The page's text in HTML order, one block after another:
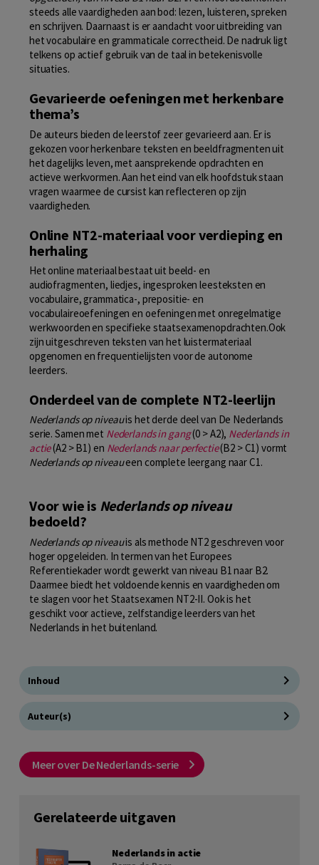
steeds alle vaardigheden aan bod: lezen, luisteren, spreken
en schrijven. Daarnaast is er aandacht voor uitbreiding van
het vocabulaire en grammaticale correctheid. De nadruk ligt
telkens op actief gebruik van de taal in betekenisvolle
situaties.
Gevarieerde oefeningen met herkenbare
thema’s
De auteurs bieden de leerstof zeer gevarieerd aan. Er is
gekozen voor herkenbare teksten en beeldfragmenten uit
het dagelijks leven, met aansprekende opdrachten en
actieve werkvormen. Aan het eind van elk hoofdstuk staan
vragen waarmee de cursist kan reflecteren op zijn
vaardigheden.
Online NT2-materiaal voor verdieping en
herhaling
Het online materiaal bestaat uit beeld- en
audiofragmenten, liedjes, ingesproken leesteksten en
vocabulaire, grammatica-, prepositie- en
vocabulaireoefeningen en oefeningen met onregelmatige
werkwoorden en specifieke staatsexamenopdrachten.Ook
zijn uitgeschreven teksten van het luistermateriaal
opgenomen en frequentielijsten voor de autonome
leerders.
Onderdeel van de complete NT2-leerlijn
Nederlands op niveauis het derde deel van De Nederlands
serie. Samen met Nederlands in gang(0 > A2), Nederlands in
actie(A2 > B1) en Nederlands naar perfectie(B2 > C1) vormt
Nederlands op niveaueen complete leergang naar C1.
Voor wie is Nederlands op niveau
bedoeld?
Nederlands op niveauis als methode NT2 geschreven voor
hoger opgeleiden. In termen van het Europees
Referentiekader wordt gewerkt van niveau B1 naar B2.
Daarmee biedt het voldoende kennis en vaardigheden om
te slagen voor het Staatsexamen NT2-II. Ook is het
geschikt voor actieve, zelfstandige leerders van het
Nederlands in het buitenland.
Inhoud
Auteur(s)
Meer over De Nederlands-serie
Gerelateerde uitgaven
Nederlands in actie